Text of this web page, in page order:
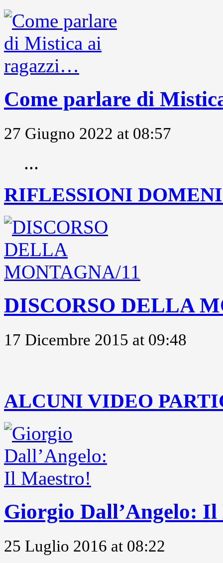
Come parlare di
27 Giugno 2022 at 08:57
...
RIFLESSIONI
DISCORSO DELLA
17 Dicembre 2015 at 09:48
ALCUNI VIDEO
Giorgio Dall’Angelo:
25 Luglio 2016 at 08:22